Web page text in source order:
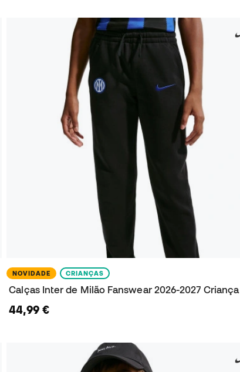
NOVIDADE CRIANÇAS
Calças Inter de Milão Fanswear 2026-2027 Criança
44,99 €